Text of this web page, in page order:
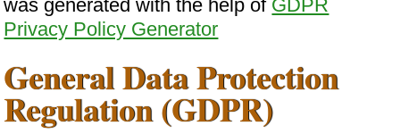
was generated with the help of GDPR
Privacy Policy Generator
General Data Protection
Regulation (GDPR)